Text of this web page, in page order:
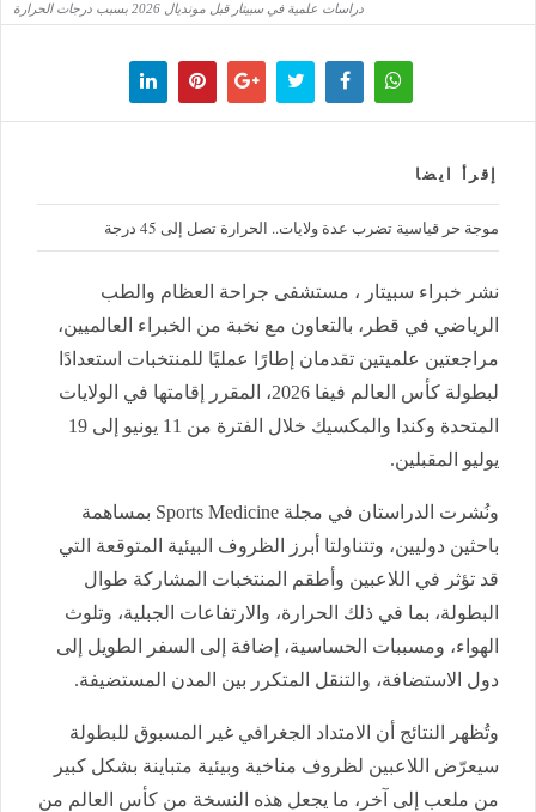
دراسات علمية في سبيتار قبل مونديال 2026 بسبب درجات الحرارة
إقرأ ايضا
موجة حر قياسية تضرب عدة ولايات.. الحرارة تصل إلى 45 درجة
نشر خبراء سبيتار ، مستشفى جراحة العظام والطب
الرياضي في قطر، بالتعاون مع نخبة من الخبراء العالميين،
مراجعتين علميتين تقدمان إطارًا عمليًا للمنتخبات استعدادًا
لبطولة كأس العالم فيفا 2026، المقرر إقامتها في الولايات
المتحدة وكندا والمكسيك خلال الفترة من 11 يونيو إلى 19
يوليو المقبلين.
ونُشرت الدراستان في مجلة Sports Medicine بمساهمة
باحثين دوليين، وتتناولتا أبرز الظروف البيئية المتوقعة التي
قد تؤثر في اللاعبين وأطقم المنتخبات المشاركة طوال
البطولة، بما في ذلك الحرارة، والارتفاعات الجبلية، وتلوث
الهواء، ومسببات الحساسية، إضافة إلى السفر الطويل إلى
دول الاستضافة، والتنقل المتكرر بين المدن المستضيفة.
وتُظهر النتائج أن الامتداد الجغرافي غير المسبوق للبطولة
سيعرّض اللاعبين لظروف مناخية وبيئية متباينة بشكل كبير
من ملعب إلى آخر، ما يجعل هذه النسخة من كأس العالم من